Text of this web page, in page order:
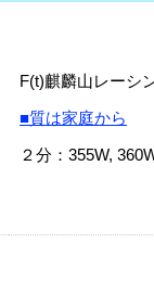
F(t)麒麟山レーシ
■質は家庭から
２分：355W,